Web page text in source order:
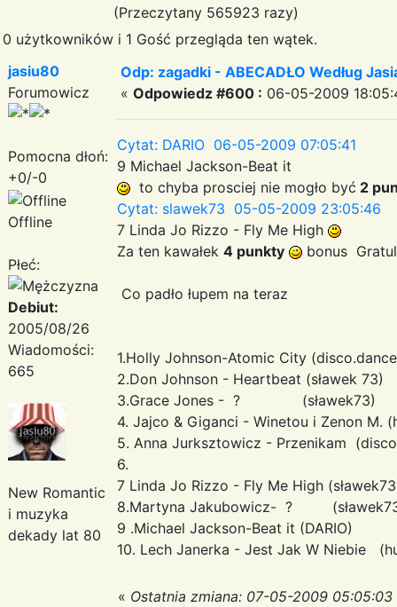
(Przeczytany 565923 razy)
0 użytkowników i 1 Gość przegląda ten wątek.
jasiu80
Forumowicz
Pomocna dłoń:
+0/-0
Offline
Płeć:
Debiut:
2005/08/26
Wiadomości:
665
New Romantic
i muzyka
dekady lat 80
Odp: zagadki - ABECADŁO Według
« Odpowiedz #600 : 06-05-2009
Cytat: DARIO 06-05-2009 07:05:41
9 Michael Jackson-Beat it
to chyba prosciej nie mogło być 2
Cytat: slawek73 05-05-2009 23:05:46
7 Linda Jo Rizzo - Fly Me High
Za ten kawałek 4 punkty bonus
Co padło łupem na teraz
1.Holly Johnson-Atomic City
2.Don Johnson - Heartbeat (sławek 73)
3.Grace Jones - ? (sławek73)
4. Jajco & Giganci - Winetou i Zenon M.
5. Anna Jurksztowicz - Przenikam
6.
7 Linda Jo Rizzo - Fly Me High
8.Martyna Jakubowicz- ?
9 .Michael Jackson-Beat it (DARIO)
10. Lech Janerka - Jest Jak W Niebie
« Ostatnia zmiana: 07-05-2009 05:05:03